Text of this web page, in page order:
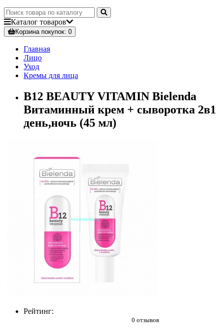
Каталог товаров
Корзинапокупок: 0
Главная
Лицо
Уход
Кремы для лица
B12 BEAUTY VITAMIN Bielenda
Витаминный крем + сыворотка 2в1
день,ночь (45 мл)
Рейтинг:
0 отзывов